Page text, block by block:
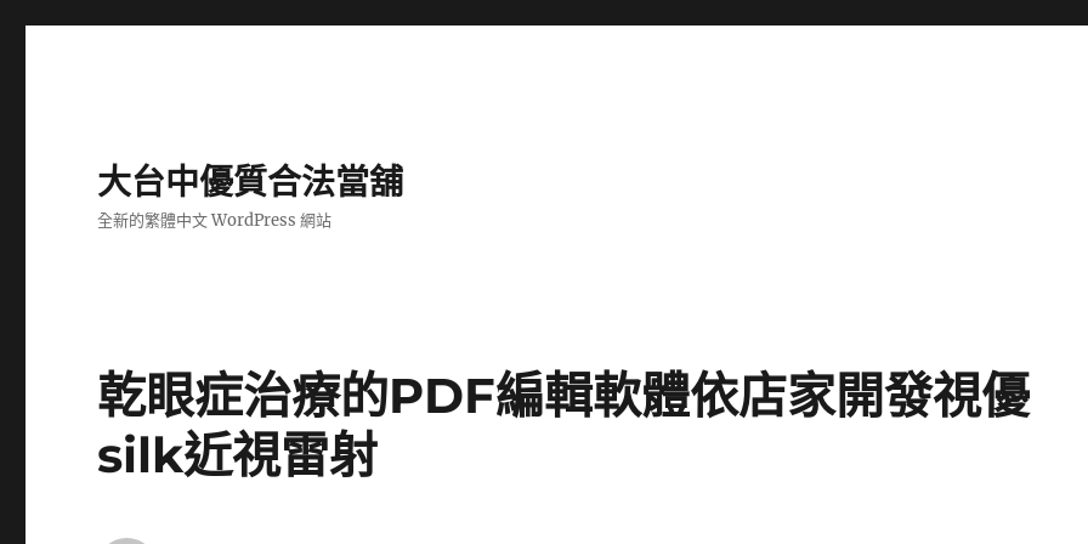
大台中優質合法當舖
全新的繁體中文 WordPress 網站
乾眼症治療的PDF編輯軟體依店家開發視優
silk近視雷射